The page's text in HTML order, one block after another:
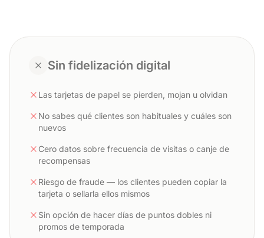
Sin fidelización digital
Las tarjetas de papel se pierden, mojan u olvidan
No sabes qué clientes son habituales y cuáles son
nuevos
Cero datos sobre frecuencia de visitas o canje de
recompensas
Riesgo de fraude — los clientes pueden copiar la
tarjeta o sellarla ellos mismos
Sin opción de hacer días de puntos dobles ni
promos de temporada